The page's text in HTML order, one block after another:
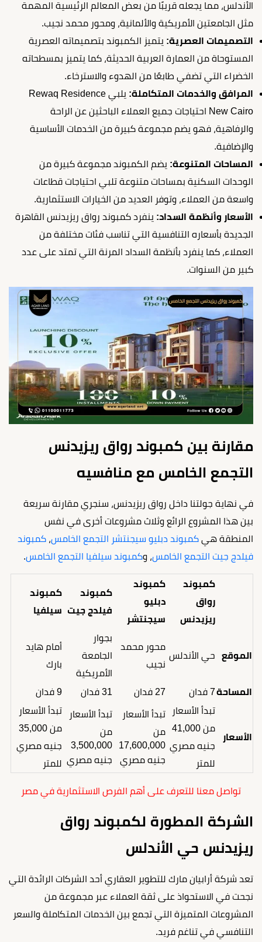
الأندلس، مما يجعله قريبًا من بعض المعالم الرئيسية المهمة
مثل الجامعتين الأمريكية والألمانية، ومحور محمد نجيب.
التصميمات العصرية: يتميز الكمبوند بتصميماته العصرية
المستوحاة من العمارة العربية الحديثة، كما يتميز بمسطحاته
الخضراء التي تضفي طابعًا من الهدوء والاسترخاء.
المرافق والخدمات المتكاملة:
يلبي Rewaq Residence
New Cairo احتياجات جميع العملاء الباحثين عن الراحة
والرفاهية، فهو يضم مجموعة كبيرة من الخدمات الأساسية
والإضافية.
المساحات المتنوعة: يضم الكمبوند مجموعة كبيرة من
الوحدات السكنية بمساحات متنوعة تلبي احتياجات قطاعات
واسعة من العملاء، وتوفر العديد من الخيارات الاستثمارية.
الأسعار وأنظمة السداد: ينفرد كمبوند رواق ريزيدنس القاهرة
الجديدة بأسعاره التنافسية التي تناسب فئات مختلفة من
العملاء، كما ينفرد بأنظمة السداد المرنة التي تمتد على عدد
كبير من السنوات.
مقارنة بين كمبوند رواق ريزيدنس
التجمع الخامس مع منافسيه
في نهاية جولتنا داخل رواق ريزيدنس، سنجري مقارنة سريعة
بين هذا المشروع الرائع وثلاث مشروعات أخرى في نفس
المنطقة هي كمبوند دبليو سيجنتشر التجمع الخامس، كمبوند
فيلدج جيت التجمع الخامس، وكمبوند سيلفيا التجمع الخامس.
كمبوند
رواق
ريزيدنس
كمبوند
دبليو
سيجنتشر
كمبوند
فيلدج جيت
كمبوند
سيلفيا
الموقع حي الأندلس
محور محمد
نجيب
بجوار
الجامعة
الأمريكية
أمام هايد
بارك
المساحة7 فدان 27 فدان 31 فدان 9 فدان
الأسعار
تبدأ الأسعار
من 41,000
جنيه مصري
للمتر
تبدأ الأسعار
من
17,600,000
جنيه مصري
تبدأ الأسعار
من
3,500,000
جنيه مصري
تبدأ الأسعار
من 35,000
جنيه مصري
للمتر
تواصل معنا للتعرف على أهم الفرص الاستثمارية في مصر
الشركة المطورة لكمبوند رواق
ريزيدنس حي الأندلس
تعد شركة أرابيان مارك للتطوير العقاري أحد الشركات الرائدة التي
نجحت في الاستحواذ على ثقة العملاء عبر مجموعة من
المشروعات المتميزة التي تجمع بين الخدمات المتكاملة والسعر
التنافسي في تناغم فريد.